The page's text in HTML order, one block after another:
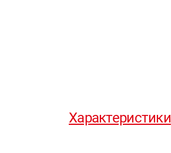
Характеристики